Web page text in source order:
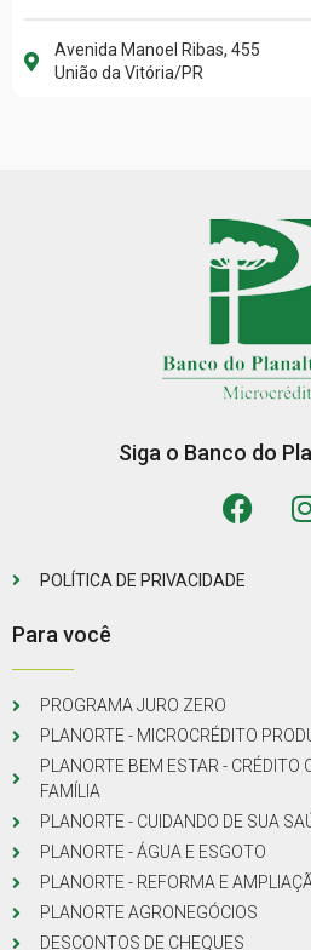
Avenida Manoel Ribas, 455
União da Vitória/PR
Siga o Banco do
POLÍTICA DE PRIVACIDADE
Para você
PROGRAMA JURO ZERO
PLANORTE - MICROCRÉDITO
PLANORTE BEM ESTAR - CRÉDITO
FAMÍLIA
PLANORTE - CUIDANDO DE SUA
PLANORTE - ÁGUA E ESGOTO
PLANORTE - REFORMA E
PLANORTE AGRONEGÓCIOS
DESCONTOS DE CHEQUES